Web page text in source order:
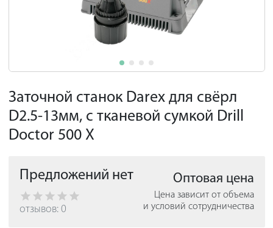
Заточной станок Darex для свёрл
D2.5-13мм, с тканевой сумкой Drill
Doctor 500 X
Предложений нет
отзывов: 0
Оптовая цена
Цена зависит от объема
и условий сотрудничества